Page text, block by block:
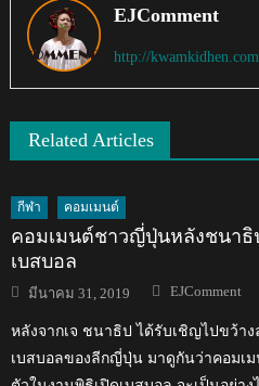
EJComment
http://kwamkidhen.com
Related Articles
กีฬา คอมเมนต์
คอมเมนต์ชาวญี่ปุ่นหลังชนาธิ
เบสบอล
Posted
on
มีนาคม 31, 2019 Author
EJComment
หลังจากเจ ชนาธิป ได้รับเชิญไปขว้าง
เบสบอลของลีกญี่ปุ่น มาดูกันว่าคอม